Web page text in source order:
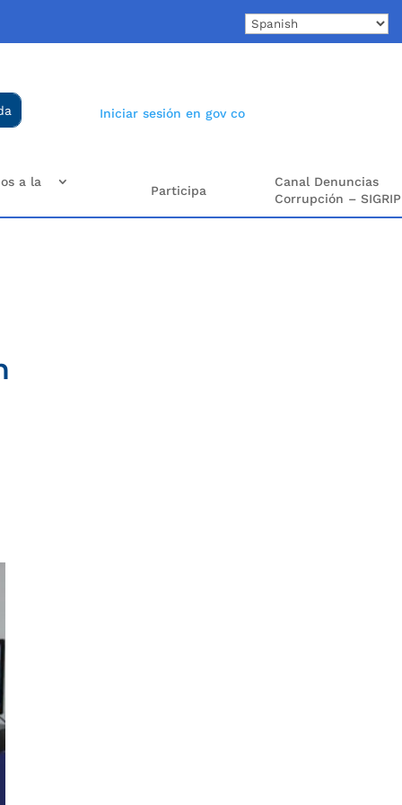
Iniciar sesión en gov co
a la
Participa
Canal Denuncias
Corrupción – SIGRIP